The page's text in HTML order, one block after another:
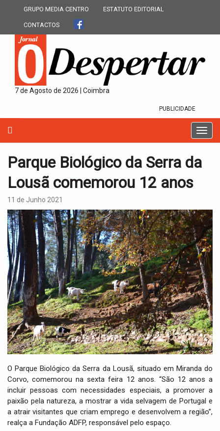
GRUPO MEDIA CENTRO ESTATUTO EDITORIAL
CONTACTOS
7 de Agosto de 2026 | Coimbra
PUBLICIDADE
T
o
g
v
i
g
a
t
i
o
n
Parque Biológico da Serra da
Lousã comemorou 12 anos
11 de Junho 2021
O Parque Biológico da Serra da Lousã, situado em Miranda do
Corvo, comemorou na sexta feira 12 anos. “São 12 anos a
incluir pessoas com necessidades especiais, a promover a
paixão pela natureza, a mostrar a vida selvagem de Portugal e
a atrair visitantes que criam emprego e desenvolvem a região”,
realça a Fundação ADFP, responsável pelo espaço.